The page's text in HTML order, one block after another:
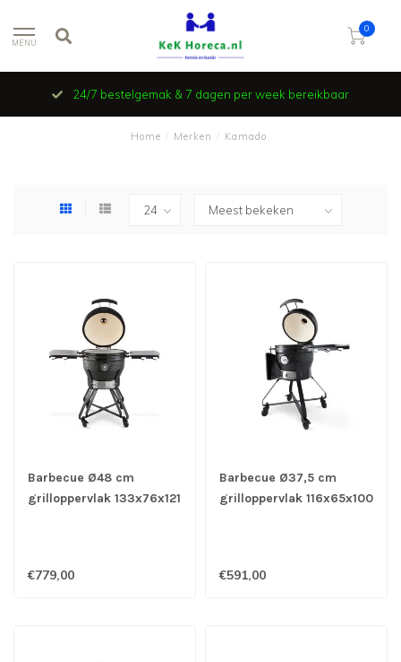
MENU
0
24/7 bestelgemak & 7 dagen per week bereikbaar
Home Merken Kamado
Barbecue Ø48 cm
grilloppervlak 133x76x121
€779,00
Barbecue Ø37,5 cm
grilloppervlak 116x65x100
€591,00